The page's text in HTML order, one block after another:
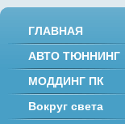
ГЛАВНАЯ
АВТО ТЮННИНГ
МОДДИНГ ПК
Вокруг света